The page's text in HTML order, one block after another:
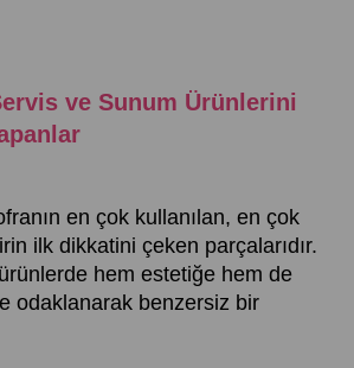
ve Sunum Ürünlerini
en çok kullanılan, en çok
ilk dikkatini çeken parçalarıdır.
hem estetiğe hem de
odaklanarak benzersiz bir